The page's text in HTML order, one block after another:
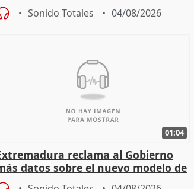
Sonido Totales 04/08/2026
01:04
reclama al Gobierno
datos sobre el nuevo modelo de